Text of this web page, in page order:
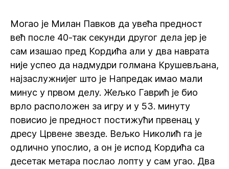
Могао је Милан Павков да увећа предност
већ после 40-так секунди другог дела јер је
сам изашао пред Кордића али у два наврата
није успео да надмудри голмана Крушевљана,
најзаслужнијег што је Напредак имао мали
минус у првом делу. Жељко Гаврић је био
врло расположен за игру и у 53. минуту
повисио је предност постижући првенац у
дресу Црвене звезде. Вељко Николић га је
одлично упослио, а он је испод Кордића са
десетак метара послао лопту у сам угао. Два